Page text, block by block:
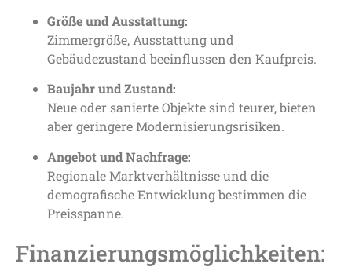
Größe und Ausstattung:
Zimmergröße, Ausstattung und
Gebäudezustand beeinflussen den Kaufpreis.
Baujahr und Zustand:
Neue oder sanierte Objekte sind teurer, bieten
aber geringere Modernisierungsrisiken.
Angebot und Nachfrage:
Regionale Marktverhältnisse und die
demografische Entwicklung bestimmen die
Preisspanne.
Finanzierungsmöglichkeiten: